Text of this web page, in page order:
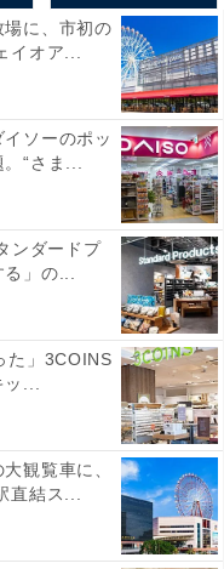
場に、市初の
イオア...
イソーのポッ
“さま...
ンダードプ
る」の...
た」3COINS
ッ...
観覧車に、
直結ス...